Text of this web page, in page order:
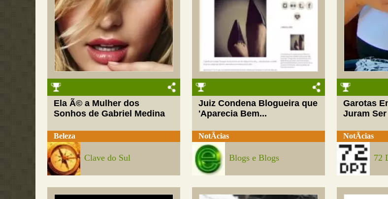
Ela Ã© a Mulher dos
Sonhos de Gabriel Medina
Beleza
Clave do Sul
Juiz Condena Blogueira que
'Aparecia Bem...
NotÃ­cias
Blogs e Blogs
Garotas
Juram
NotÃ­cias
72